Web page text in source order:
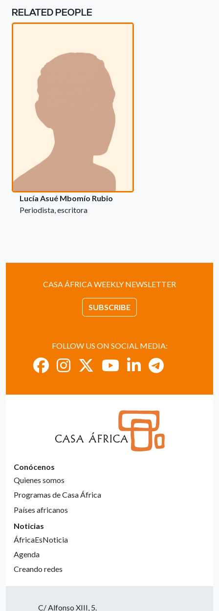
RELATED PEOPLE
Lucía Asué Mbomío Rubio
Periodista, escritora
CASA ÁFRICA WEEKLY NEWSLETTER
SUBSCRIBE
FOLLOW US ON SOCIAL MEDIA:
Conócenos
Quienes somos
Programas de Casa África
Países africanos
Noticias
ÁfricaEsNoticia
Agenda
Creando redes
C/ Alfonso XIII, 5.